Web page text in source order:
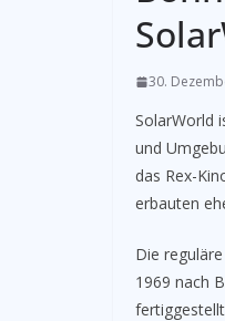
30.
SolarWorld
und
das Rex-
erbauten
Die
1969 nach